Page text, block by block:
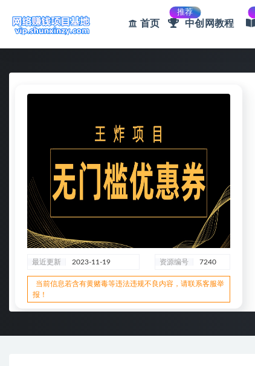
首页
推荐
中创网教程
最近更新 2023-11-19 资源编号 7240
当前信息若含有黄赌毒等违法违规不良内容，请联系客服举
报！